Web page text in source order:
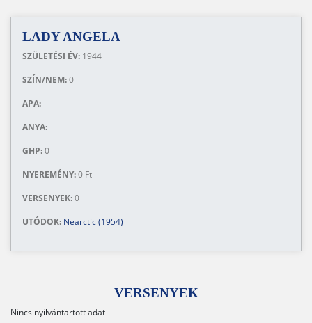
LADY ANGELA
SZÜLETÉSI ÉV: 1944
SZÍN/NEM:0
APA:
ANYA:
GHP:0
NYEREMÉNY:0 Ft
VERSENYEK:0
UTÓDOK: Nearctic (1954)
VERSENYEK
Nincs nyilvántartott adat